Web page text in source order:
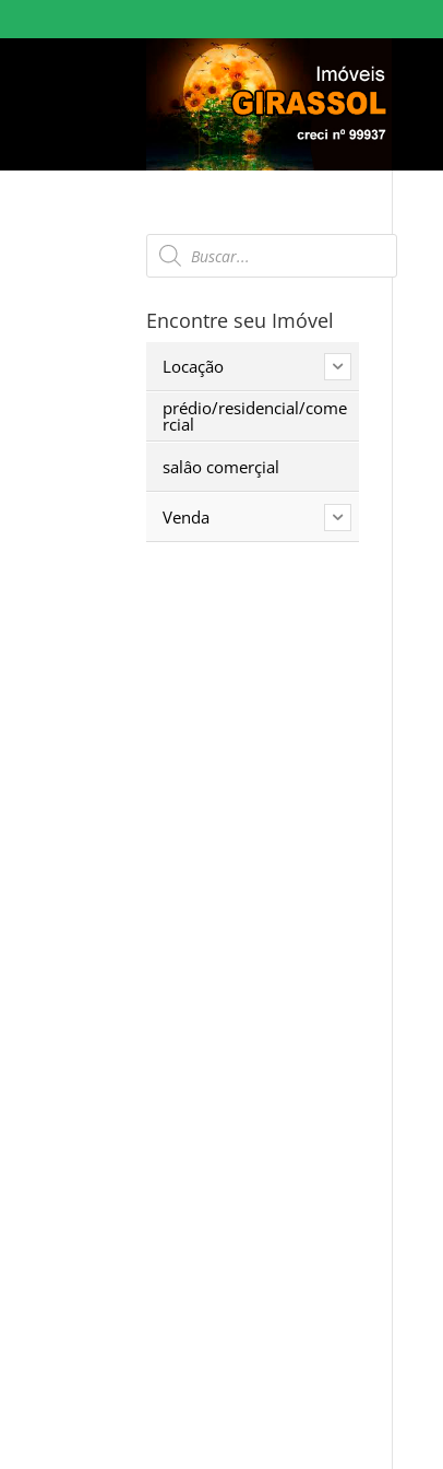
Pesquisar
produtos
Encontre seu Imóvel
Locação
prédio/residencial/come
rcial
salâo comerçial
Venda